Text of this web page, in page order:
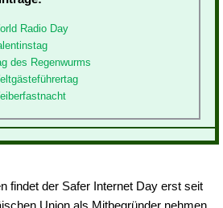
Radio Day
des Regenwurms
findet der Safer Internet Day erst seit
Union als Mitbegründer nehmen